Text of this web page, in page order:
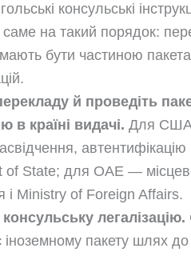
консульські
на такий порядок:
бути частиною
й проведіть
в країні видачі. Для
of State; для ОАЕ —
і Ministry of Foreign Affairs.
легалізацію.
іноземному пакету шлях до